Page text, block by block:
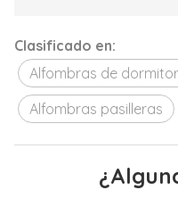
Clasificado en:
Alfombras de
Alfombras pasilleras